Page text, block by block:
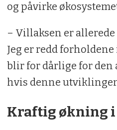
og påvirke
– Villaksen er
Jeg er redd
blir for dårlige for den
hvis denne
Kraftig økning